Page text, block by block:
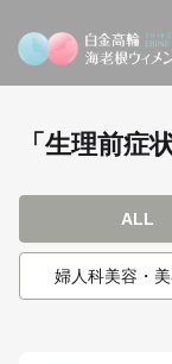
「生理前症
ALL
婦人科美容・